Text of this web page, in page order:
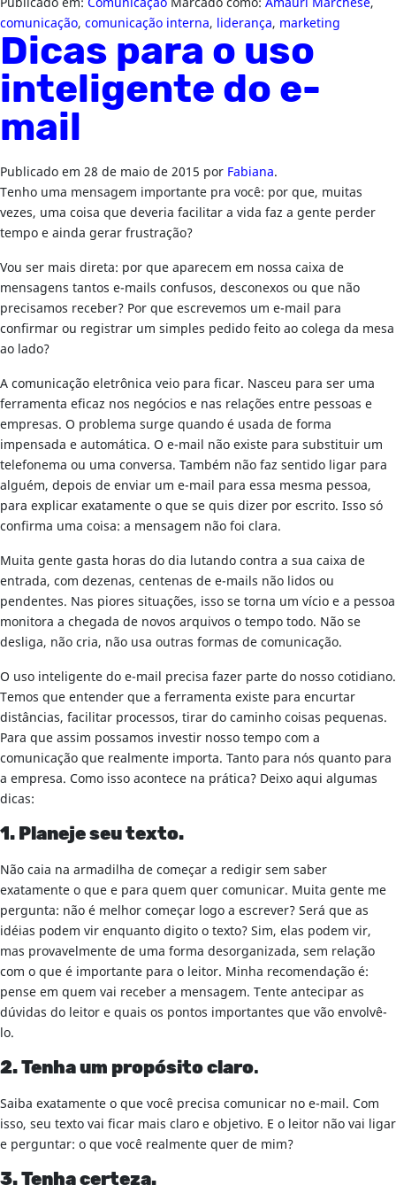
comunicação, comunicação interna, liderança, marketing
Dicas para o uso
inteligente do e-
mail
Publicado em 28 de maio de 2015 por Fabiana.
Tenho uma mensagem importante pra você: por que, muitas
vezes, uma coisa que deveria facilitar a vida faz a gente perder
tempo e ainda gerar frustração?
Vou ser mais direta: por que aparecem em nossa caixa de
mensagens tantos e-mails confusos, desconexos ou que não
precisamos receber? Por que escrevemos um e-mail para
confirmar ou registrar um simples pedido feito ao colega da mesa
ao lado?
A comunicação eletrônica veio para ficar. Nasceu para ser uma
ferramenta eficaz nos negócios e nas relações entre pessoas e
empresas. O problema surge quando é usada de forma
impensada e automática. O e-mail não existe para substituir um
telefonema ou uma conversa. Também não faz sentido ligar para
alguém, depois de enviar um e-mail para essa mesma pessoa,
para explicar exatamente o que se quis dizer por escrito. Isso só
confirma uma coisa: a mensagem não foi clara.
Muita gente gasta horas do dia lutando contra a sua caixa de
entrada, com dezenas, centenas de e-mails não lidos ou
pendentes. Nas piores situações, isso se torna um vício e a pessoa
monitora a chegada de novos arquivos o tempo todo. Não se
desliga, não cria, não usa outras formas de comunicação.
O uso inteligente do e-mail precisa fazer parte do nosso cotidiano.
Temos que entender que a ferramenta existe para encurtar
distâncias, facilitar processos, tirar do caminho coisas pequenas.
Para que assim possamos investir nosso tempo com a
comunicação que realmente importa. Tanto para nós quanto para
a empresa. Como isso acontece na prática? Deixo aqui algumas
dicas:
1. Planeje seu texto.
Não caia na armadilha de começar a redigir sem saber
exatamente o que e para quem quer comunicar. Muita gente me
pergunta: não é melhor começar logo a escrever? Será que as
idéias podem vir enquanto digito o texto? Sim, elas podem vir,
mas provavelmente de uma forma desorganizada, sem relação
com o que é importante para o leitor. Minha recomendação é:
pense em quem vai receber a mensagem. Tente antecipar as
dúvidas do leitor e quais os pontos importantes que vão envolvê-
lo.
2. Tenha um propósito claro.
Saiba exatamente o que você precisa comunicar no e-mail. Com
isso, seu texto vai ficar mais claro e objetivo. E o leitor não vai ligar
e perguntar: o que você realmente quer de mim?
3. Tenha certeza.